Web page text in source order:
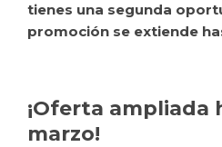
tienes una segunda
promoción se extiende
¡Oferta ampliada
marzo!